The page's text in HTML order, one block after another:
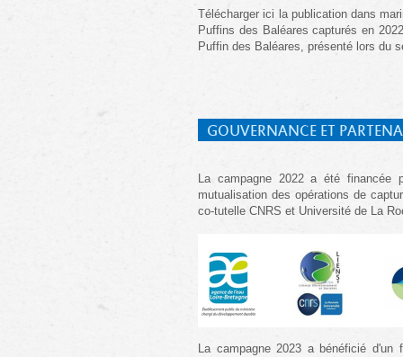
Télécharger ici la publication dans
Puffins des Baléares capturés en
Puffin des Baléares, présenté lors du
GOUVERNANCE ET
La campagne 2022 a été financée
mutualisation des opérations de
co-tutelle CNRS et Université de La
La campagne 2023 a bénéficié d'un